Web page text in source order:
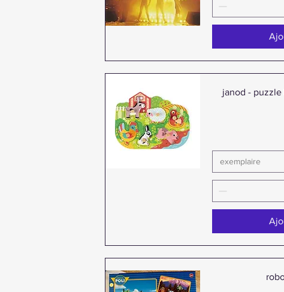
janod - puzzle
exemplaire